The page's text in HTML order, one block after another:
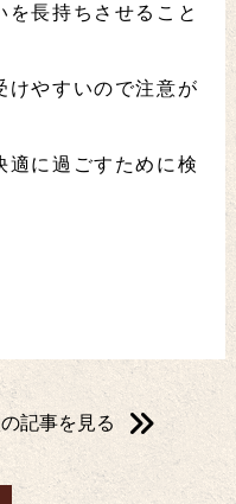
を長持ちさせること
けやすいので注意が
適に過ごすために検
記事を見る